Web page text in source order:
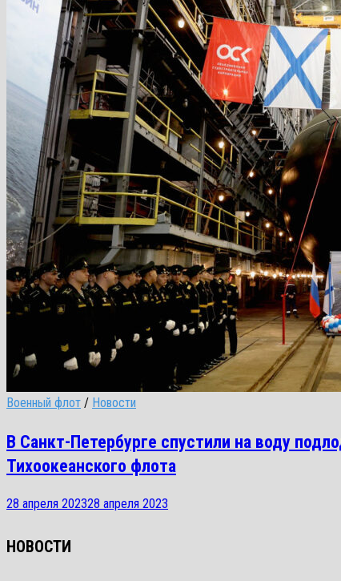
Военный флот / Новости
В Санкт-Петербурге спустили на воду
Тихоокеанского флота
28 апреля 202328 апреля 2023
НОВОСТИ